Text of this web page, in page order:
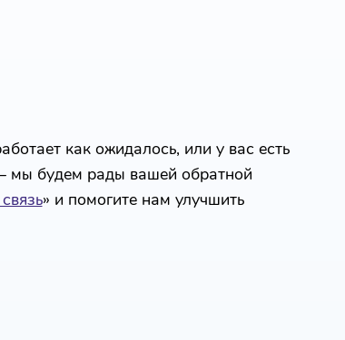
как ожидалось, или у вас есть
мы будем рады вашей обратной
» и помогите нам улучшить